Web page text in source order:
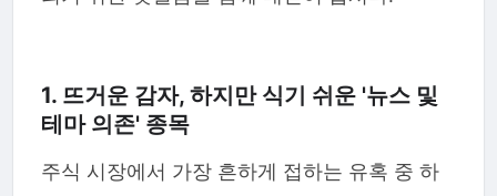
1. 뜨거운 감자, 하지만 식기 쉬운 '뉴스 및
테마 의존' 종목
주식 시장에서 가장 흔하게 접하는 유혹 중 하